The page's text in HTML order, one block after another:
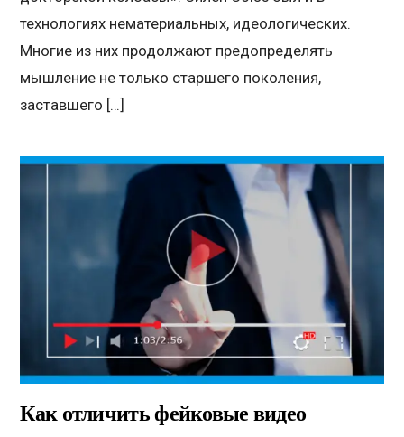
технологиях нематериальных, идеологических.
Многие из них продолжают предопределять
мышление не только старшего поколения,
заставшего […]
Как отличить фейковые видео